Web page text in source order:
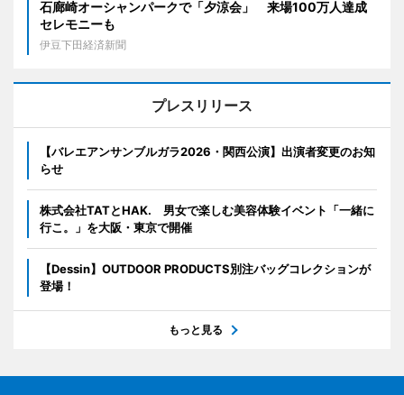
石廊崎オーシャンパークで「夕涼会」 来場100万人達成
セレモニーも
伊豆下田経済新聞
プレスリリース
【バレエアンサンブルガラ2026・関西公演】出演者変更のお知
らせ
株式会社TATとHAK. 男女で楽しむ美容体験イベント「一緒に
行こ。」を大阪・東京で開催
【Dessin】OUTDOOR PRODUCTS別注バッグコレクションが
登場！
もっと見る